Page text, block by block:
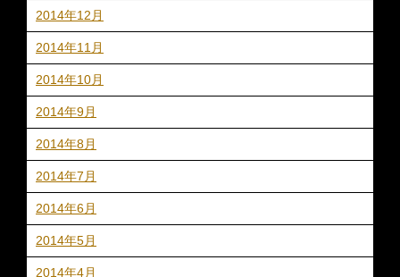
2014年12月
2014年11月
2014年10月
2014年9月
2014年8月
2014年7月
2014年6月
2014年5月
2014年4月